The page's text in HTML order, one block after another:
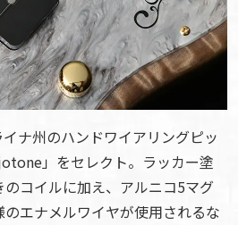
ナ州のハンドワイアリングピッ
」をセレクト。ラッカー塗
コイルに加え、アルニコ5マグ
エナメルワイヤが使用されるな